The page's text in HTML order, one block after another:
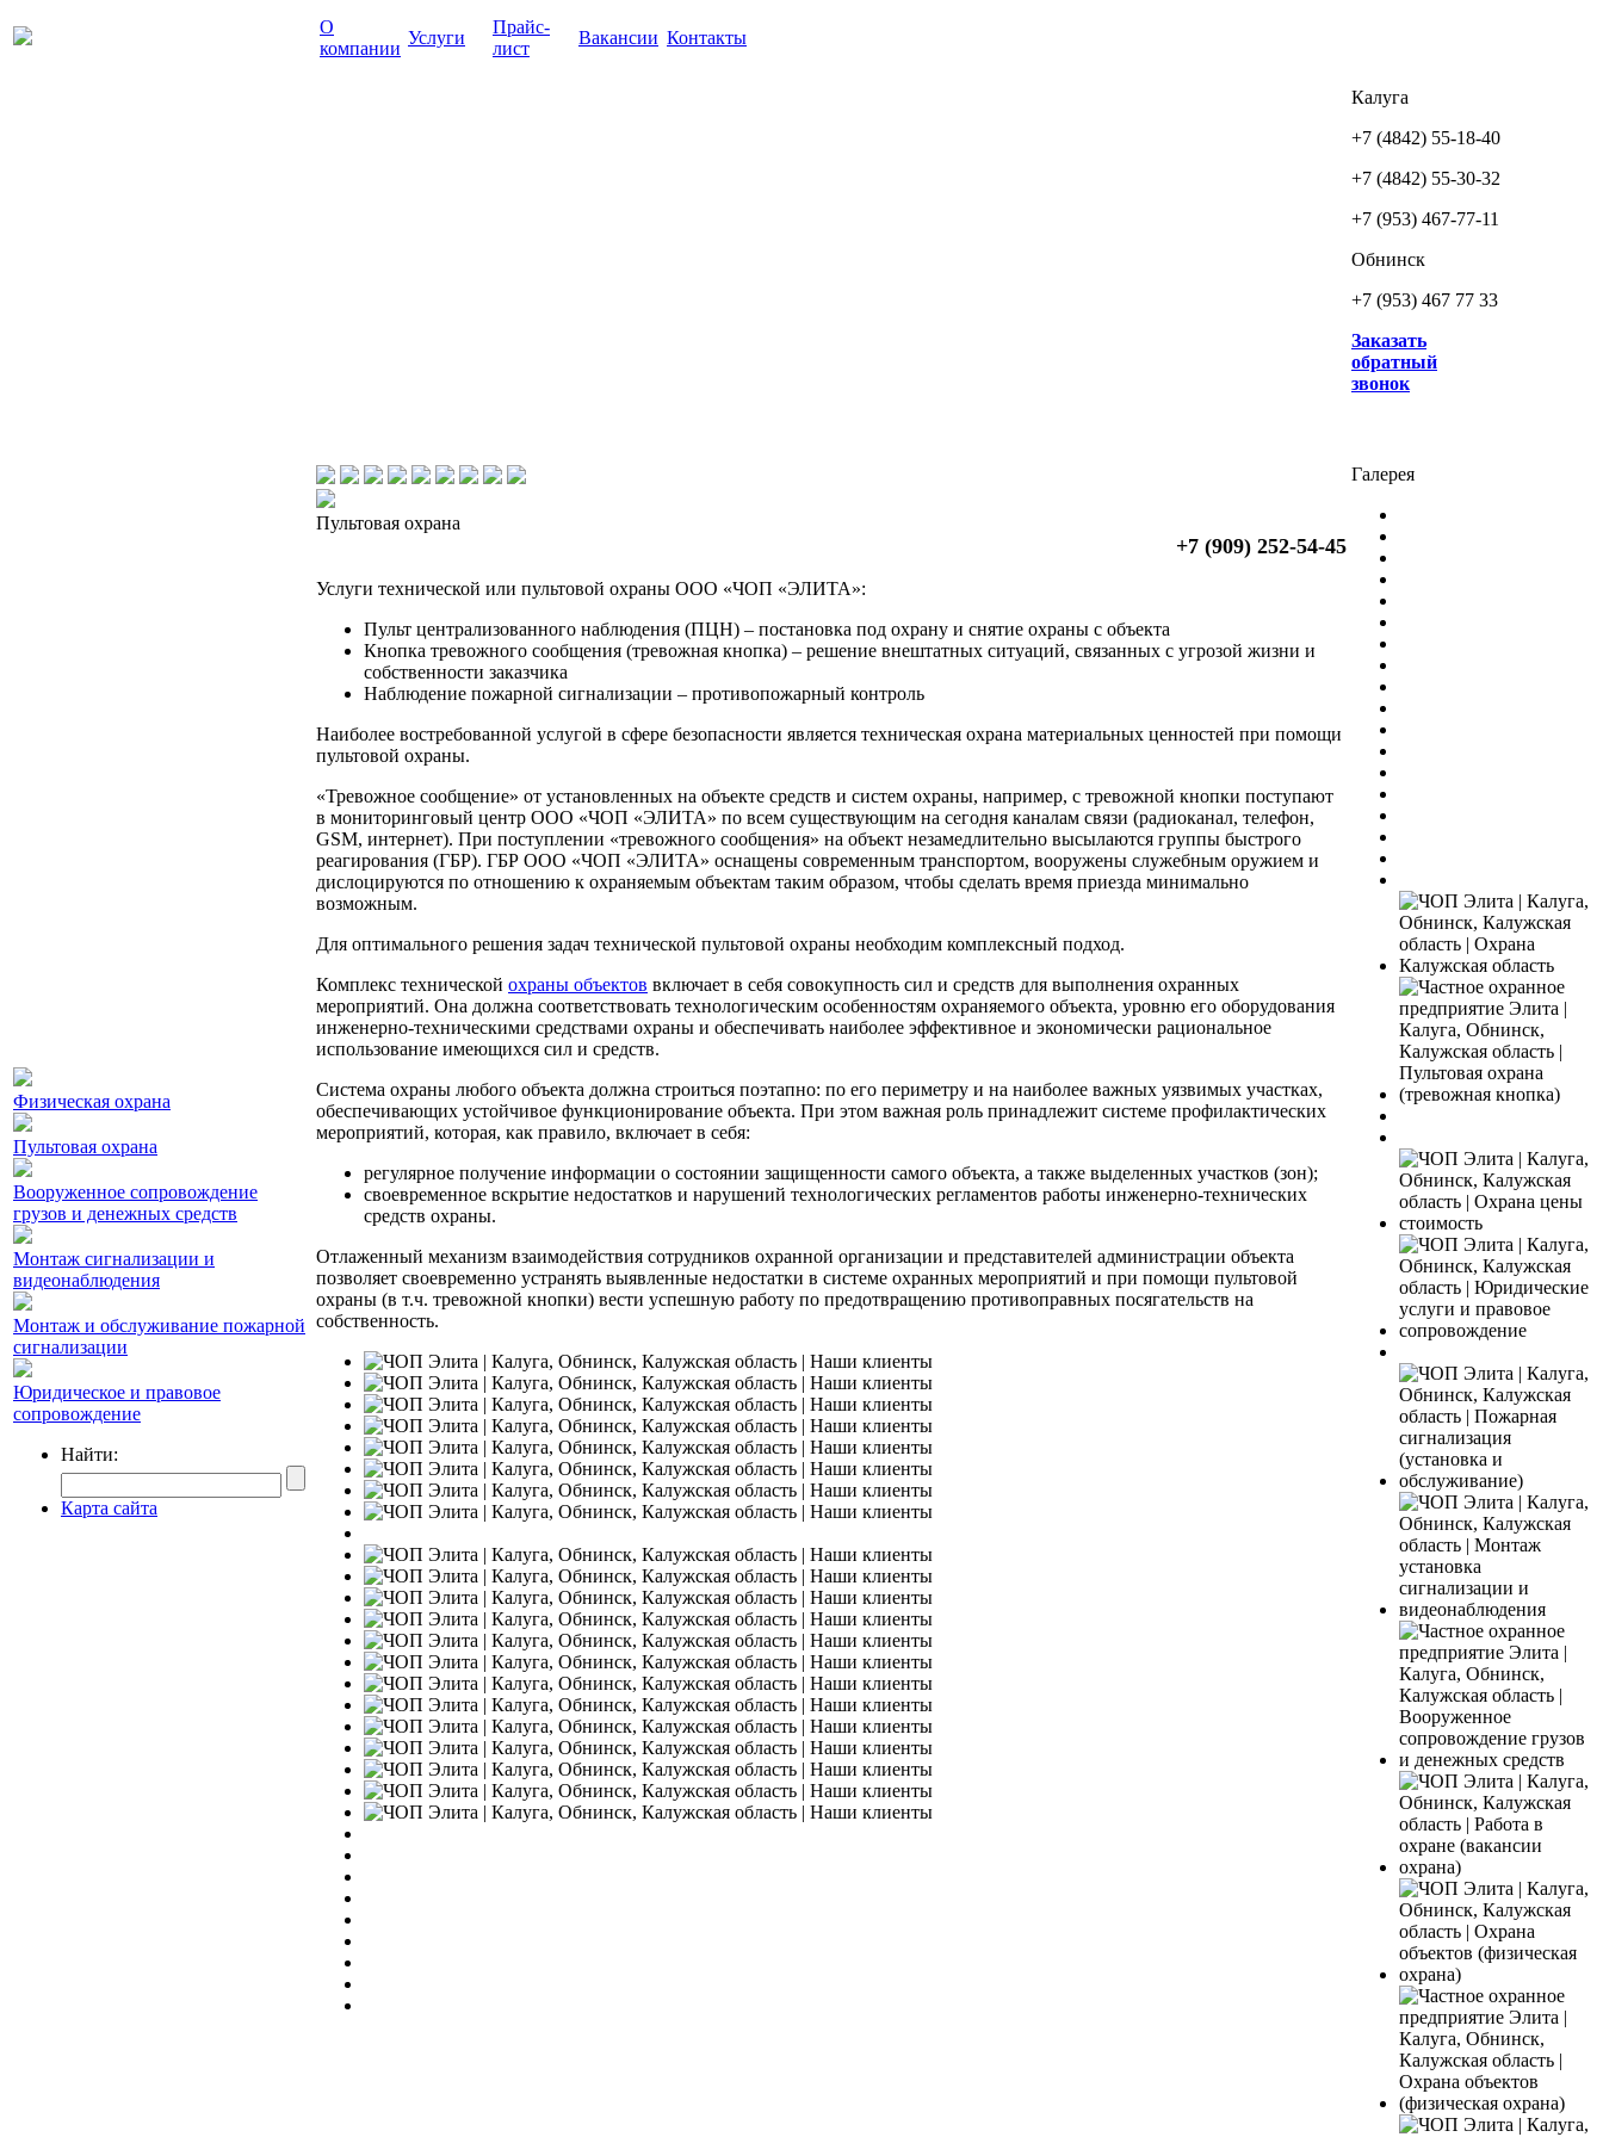
О
компании
Услуги
Прайс-
лист
Вакансии Контакты
Физическая охрана
Пультовая охрана
Вооруженное сопровождение
грузов и денежных средств
Монтаж сигнализации и
видеонаблюдения
Монтаж и обслуживание пожарной
сигнализации
Юридическое и правовое
сопровождение
Найти:
Карта сайта
Пультовая охрана
+7 (909) 252-54-45
Услуги технической или пультовой охраны ООО «ЧОП «ЭЛИТА»:
Пульт централизованного наблюдения (ПЦН) – постановка под охрану и снятие охраны с объекта
Кнопка тревожного сообщения (тревожная кнопка) – решение внештатных ситуаций, связанных с угрозой жизни и
собственности заказчика
Наблюдение пожарной сигнализации – противопожарный контроль
Наиболее востребованной услугой в сфере безопасности является техническая охрана материальных ценностей при помощи
пультовой охраны.
«Тревожное сообщение» от установленных на объекте средств и систем охраны, например, с тревожной кнопки поступают
в мониторинговый центр ООО «ЧОП «ЭЛИТА» по всем существующим на сегодня каналам связи (радиоканал, телефон,
GSM, интернет). При поступлении «тревожного сообщения» на объект незамедлительно высылаются группы быстрого
реагирования (ГБР). ГБР ООО «ЧОП «ЭЛИТА» оснащены современным транспортом, вооружены служебным оружием и
дислоцируются по отношению к охраняемым объектам таким образом, чтобы сделать время приезда минимально
возможным.
Для оптимального решения задач технической пультовой охраны необходим комплексный подход.
Комплекс технической охраны объектов включает в себя совокупность сил и средств для выполнения охранных
мероприятий. Она должна соответствовать технологическим особенностям охраняемого объекта, уровню его оборудования
инженерно-техническими средствами охраны и обеспечивать наиболее эффективное и экономически рациональное
использование имеющихся сил и средств.
Система охраны любого объекта должна строиться поэтапно: по его периметру и на наиболее важных уязвимых участках,
обеспечивающих устойчивое функционирование объекта. При этом важная роль принадлежит системе профилактических
мероприятий, которая, как правило, включает в себя:
регулярное получение информации о состоянии защищенности самого объекта, а также выделенных участков (зон);
своевременное вскрытие недостатков и нарушений технологических регламентов работы инженерно-технических
средств охраны.
Отлаженный механизм взаимодействия сотрудников охранной организации и представителей администрации объекта
позволяет своевременно устранять выявленные недостатки в системе охранных мероприятий и при помощи пультовой
охраны (в т.ч. тревожной кнопки) вести успешную работу по предотвращению противоправных посягательств на
собственность.
Калуга
+7 (4842) 55-18-40
+7 (4842) 55-30-32
+7 (953) 467-77-11
Обнинск
+7 (953) 467 77 33
Заказать
обратный
звонок
Галерея